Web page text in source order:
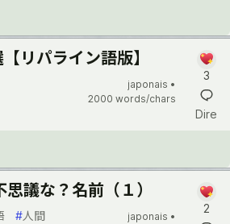
リパライン語版】
japonais •
2000 words/chars
3
Dire
議な？名前（１）
#人間
japonais •
2